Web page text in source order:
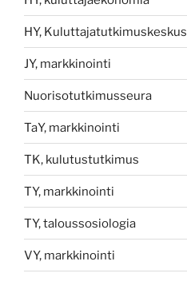
HY, Kuluttajatutkimuskeskus
JY, markkinointi
Nuorisotutkimusseura
TaY, markkinointi
TK, kulutustutkimus
TY, markkinointi
TY, taloussosiologia
VY, markkinointi